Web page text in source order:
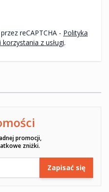
Ten formularz jest chroniony przez reCAPTCHA - Polityka
korzystania z usługi.
promocji,
zniżki.
Zapisać się
reCAPTCHA -